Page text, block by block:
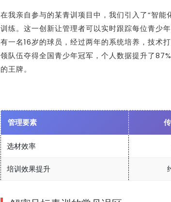
在我亲自参与的某青训项目中，我们引入了“智
训练。这一创新让管理者可以实时跟踪每位青少
有一名16岁的球员，经过两年的系统培养，技术
领队伍夺得全国青少年冠军，个人数据提升了
的王牌。
管理要素
选材效率
培训效果提升